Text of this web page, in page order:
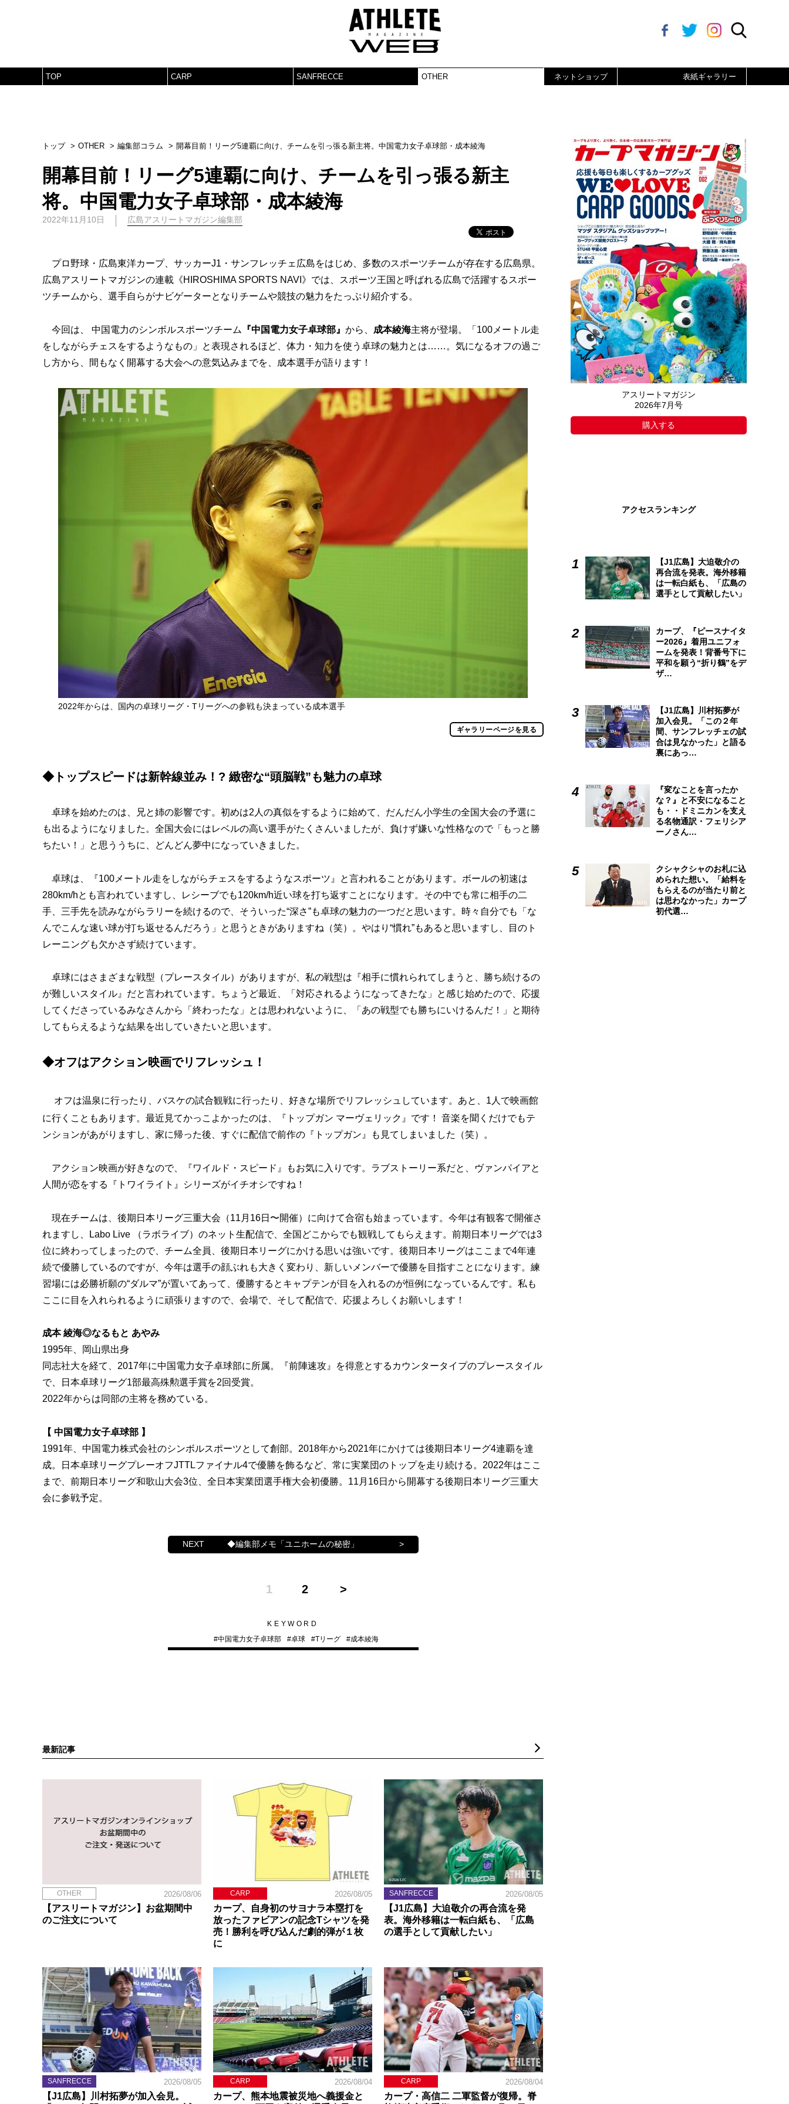
TOP CARP SANFRECCE OTHER ネットショップ 表紙ギャラリー
トップ OTHER 編集部コラム 開幕目前！リーグ5連覇に向け、チームを引っ張る新主将。中国電力女子卓球部・成本綾海
開幕目前！リーグ5連覇に向け、チームを引っ張る新主
将。中国電力女子卓球部・成本綾海
2022年11月10日 広島アスリートマガジン編集部
プロ野球・広島東洋カープ、サッカーJ1・サンフレッチェ広島をはじめ、多数のスポーツチームが存在する広島県。
広島アスリートマガジンの連載《HIROSHIMA SPORTS NAVI》では、スポーツ王国と呼ばれる広島で活躍するスポー
ツチームから、選手自らがナビゲーターとなりチームや競技の魅力をたっぷり紹介する。
今回は、 中国電力のシンボルスポーツチーム 『中国電力女子卓球部』 から、 成本綾海主将が登場。「100メートル走
をしながらチェスをするようなもの」と表現されるほど、体力・知力を使う卓球の魅力とは……。気になるオフの過ご
し方から、間もなく開幕する大会への意気込みまでを、成本選手が語ります！
2022年からは、国内の卓球リーグ・Tリーグへの参戦も決まっている成本選手
ギャラリーページを見る
◆トップスピードは新幹線並み！? 緻密な“頭脳戦”も魅力の卓球
卓球を始めたのは、兄と姉の影響です。初めは2人の真似をするように始めて、だんだん小学生の全国大会の予選に
も出るようになりました。全国大会にはレベルの高い選手がたくさんいましたが、負けず嫌いな性格なので「もっと勝
ちたい！」と思ううちに、どんどん夢中になっていきました。
卓球は、『100メートル走をしながらチェスをするようなスポーツ』と言われることがあります。ボールの初速は
280km/hとも言われていますし、レシーブでも120km/h近い球を打ち返すことになります。その中でも常に相手の二
手、三手先を読みながらラリーを続けるので、そういった“深さ”も卓球の魅力の一つだと思います。時々自分でも「な
んでこんな速い球が打ち返せるんだろう」と思うときがありますね（笑）。やはり“慣れ”もあると思いますし、目のト
レーニングも欠かさず続けています。
卓球にはさまざまな戦型（プレースタイル）がありますが、私の戦型は『相手に慣れられてしまうと、勝ち続けるの
が難しいスタイル』だと言われています。ちょうど最近、「対応されるようになってきたな」と感じ始めたので、応援
してくださっているみなさんから「終わったな」とは思われないように、「あの戦型でも勝ちにいけるんだ！」と期待
してもらえるような結果を出していきたいと思います。
◆オフはアクション映画でリフレッシュ！
オフは温泉に行ったり、バスケの試合観戦に行ったり、好きな場所でリフレッシュしています。あと、1人で映画館
に行くこともあります。最近見てかっこよかったのは、『トップガン マーヴェリック』です！ 音楽を聞くだけでもテ
ンションがあがりますし、家に帰った後、すぐに配信で前作の『トップガン』も見てしまいました（笑）。
アクション映画が好きなので、『ワイルド・スピード』もお気に入りです。ラブストーリー系だと、ヴァンパイアと
人間が恋をする『トワイライト』シリーズがイチオシですね！
現在チームは、後期日本リーグ三重大会（11月16日〜開催）に向けて合宿も始まっています。今年は有観客で開催さ
れますし、Labo Live （ラボライブ）のネット生配信で、全国どこからでも観戦してもらえます。前期日本リーグでは3
位に終わってしまったので、チーム全員、後期日本リーグにかける思いは強いです。後期日本リーグはここまで4年連
続で優勝しているのですが、今年は選手の顔ぶれも大きく変わり、新しいメンバーで優勝を目指すことになります。練
習場には必勝祈願の“ダルマ”が置いてあって、優勝するとキャプテンが目を入れるのが恒例になっているんです。私も
ここに目を入れられるように頑張りますので、会場で、そして配信で、応援よろしくお願いします！
成本 綾海◎なるもと あやみ
1995年、岡山県出身
同志社大を経て、2017年に中国電力女子卓球部に所属。『前陣速攻』を得意とするカウンタータイプのプレースタイル
で、日本卓球リーグ1部最高殊勲選手賞を2回受賞。
2022年からは同部の主将を務めている。
【 中国電力女子卓球部 】
1991年、中国電力株式会社のシンボルスポーツとして創部。2018年から2021年にかけては後期日本リーグ4連覇を達
成。日本卓球リーグプレーオフJTTLファイナル4で優勝を飾るなど、常に実業団のトップを走り続ける。2022年はここ
まで、前期日本リーグ和歌山大会3位、全日本実業団選手権大会初優勝。11月16日から開幕する後期日本リーグ三重大
会に参戦予定。
◆編集部メモ「ユニホームの秘密」
1 2
KEYWORD
#中国電力女子卓球部 #卓球 #Tリーグ #成本綾海
最新記事
OTHER 2026/08/06
【アスリートマガジン】お盆期間中
のご注文について
CARP 2026/08/05
カープ、自身初のサヨナラ本塁打を
放ったファビアンの記念Tシャツを発
売！勝利を呼び込んだ劇的弾が１枚
に
SANFRECCE 2026/08/05
【J1広島】大迫敬介の再合流を発
表。海外移籍は一転白紙も、「広島
の選手として貢献したい」
SANFRECCE 2026/08/05
【J1広島】川村拓夢が加入会見。
CARP 2026/08/04
カープ、熊本地震被災地へ義援金と
CARP 2026/08/04
カープ・高信二 二軍監督が復帰。脊
アスリートマガジン
2026年7月号
購入する
アクセスランキング
【J1広島】大迫敬介の
再合流を発表。海外移籍
は一転白紙も、「広島の
選手として貢献したい」
カープ、『ピースナイタ
ー2026』着用ユニフォ
ームを発表！背番号下に
平和を願う“折り鶴”をデ
ザ…
【J1広島】川村拓夢が
加入会見。「この２年
間、サンフレッチェの試
合は見なかった」と語る
裏にあっ…
『変なことを言ったか
な？』と不安になること
も・・ドミニカンを支え
る名物通訳・フェリシア
ーノさん…
クシャクシャのお札に込
められた想い。「給料を
もらえるのが当たり前と
は思わなかった」カープ
初代選…